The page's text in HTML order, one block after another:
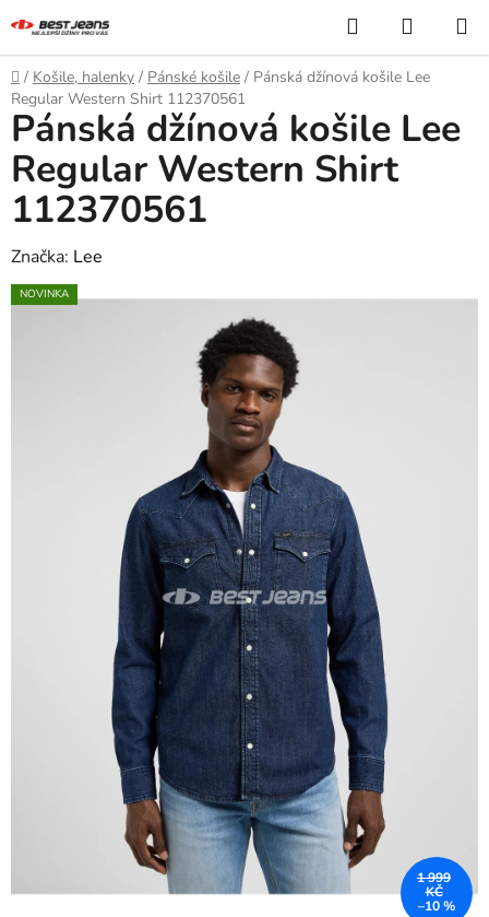
na
obsah
Hledat
KOŠÍK
Domů
/ Košile, halenky / Pánské košile / Pánská džínová košile Lee
Regular Western Shirt 112370561
Pánská džínová košile Lee
Regular Western Shirt
112370561
Značka: Lee
NOVINKA
1 999
KČ
–10 %